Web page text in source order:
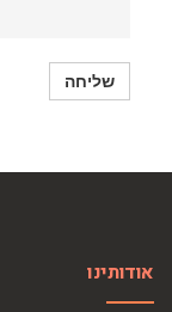
אודותינו